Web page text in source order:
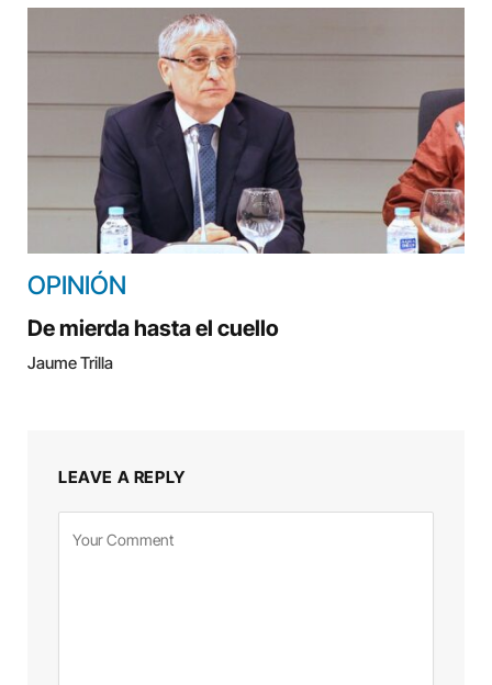
OPINIÓN
De mierda hasta el cuello
Jaume Trilla
LEAVE A REPLY